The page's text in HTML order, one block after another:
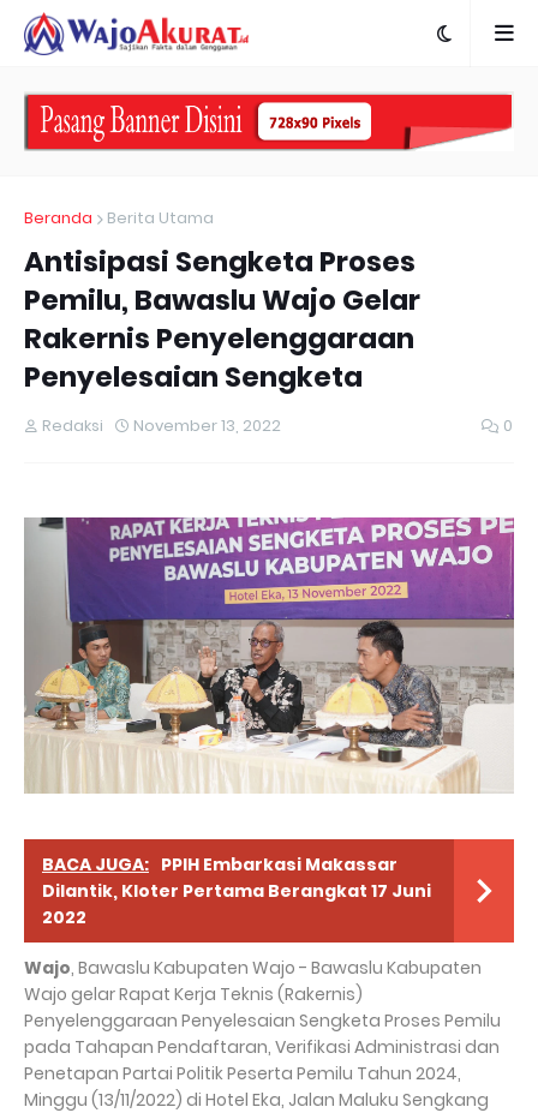
Beranda Berita Utama
Antisipasi Sengketa Proses
Pemilu, Bawaslu Wajo Gelar
Rakernis Penyelenggaraan
Penyelesaian Sengketa
Redaksi November 13, 2022 0
BACA JUGA: PPIH Embarkasi Makassar
Dilantik, Kloter Pertama Berangkat 17 Juni
2022
Wajo, Bawaslu Kabupaten Wajo - Bawaslu Kabupaten
Wajo gelar Rapat Kerja Teknis (Rakernis)
Penyelenggaraan Penyelesaian Sengketa Proses Pemilu
pada Tahapan Pendaftaran, Verifikasi Administrasi dan
Penetapan Partai Politik Peserta Pemilu Tahun 2024,
Minggu (13/11/2022) di Hotel Eka, Jalan Maluku Sengkang